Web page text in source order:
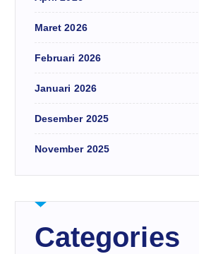
Maret 2026
Februari 2026
Januari 2026
Desember 2025
November 2025
Categories